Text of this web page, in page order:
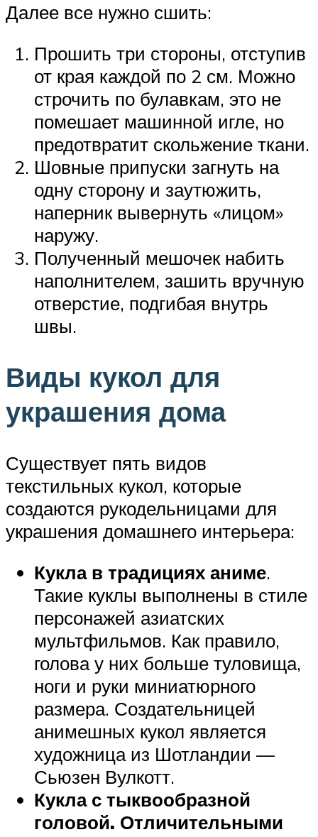
Далее все нужно сшить:
Прошить три стороны, отступив
от края каждой по 2 см. Можно
строчить по булавкам, это не
помешает машинной игле, но
предотвратит скольжение ткани.
Шовные припуски загнуть на
одну сторону и заутюжить,
наперник вывернуть «лицом»
наружу.
Полученный мешочек набить
наполнителем, зашить вручную
отверстие, подгибая внутрь
швы.
Виды кукол для
украшения дома
Существует пять видов
текстильных кукол, которые
создаются рукодельницами для
украшения домашнего интерьера:
Кукла в традициях аниме.
Такие куклы выполнены в стиле
персонажей азиатских
мультфильмов. Как правило,
голова у них больше туловища,
ноги и руки миниатюрного
размера. Создательницей
анимешных кукол является
художница из Шотландии —
Сьюзен Вулкотт.
Кукла с тыквообразной
головой. Отличительными